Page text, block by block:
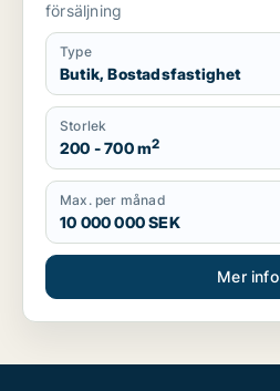
försäljning
Type
Butik, Bostadsfastighet
Storlek
200 - 700 m2
Max. per månad
10 000 000 SEK
Mer info